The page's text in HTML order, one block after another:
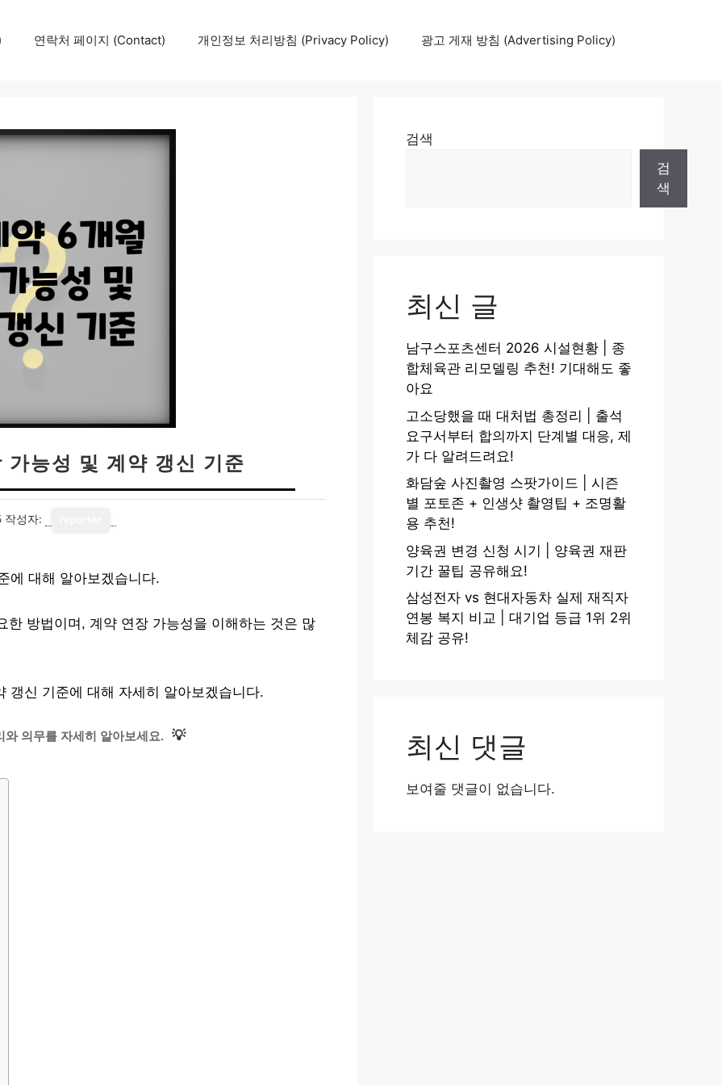
연락처 페이지 (Contact) 개인정보 처리방침 (Privacy Policy) 광고 게재 방침 (Advertising Policy)
능성 및 계약 갱신 기준
작성자:
에 대해 알아보겠습니다.
한 방법이며, 계약 연장 가능성을 이해하는 것은 많
갱신 기준에 대해 자세히 알아보겠습니다.
와 의무를 자세히 알아보세요. 💡
검색
검
색
최신 글
남구스포츠센터 2026 시설현황 | 종
합체육관 리모델링 추천! 기대해도 좋
아요
고소당했을 때 대처법 총정리 | 출석
요구서부터 합의까지 단계별 대응, 제
가 다 알려드려요!
화담숲 사진촬영 스팟가이드 | 시즌
별 포토존 + 인생샷 촬영팁 + 조명활
용 추천!
양육권 변경 신청 시기 | 양육권 재판
기간 꿀팁 공유해요!
삼성전자 vs 현대자동차 실제 재직자
연봉 복지 비교 | 대기업 등급 1위 2위
체감 공유!
최신 댓글
보여줄 댓글이 없습니다.